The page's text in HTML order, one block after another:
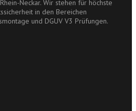
Neckar. Wir stehen für höchste
in den Bereichen
und DGUV V3 Prüfungen.